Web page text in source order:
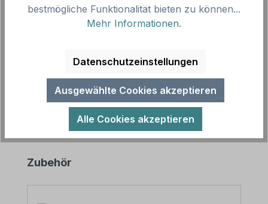
Beschreibung
Zusatzzeichen für Verkehrsschilder oder
Produktgalerie überspringen
Zubehör
bestmögliche Funktionalität bieten zu können...
Mehr Informationen.
Datenschutzeinstellungen
Ausgewählte Cookies akzeptieren
Alle Cookies akzeptieren